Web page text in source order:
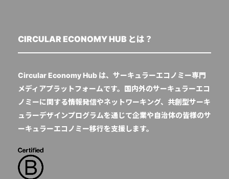
CIRCULAR ECONOMY HUB とは？
Circular Economy Hub は、サーキュラーエコノミー専門
メディアプラットフォームです。国内外のサーキュラーエコ
ノミーに関する情報発信やネットワーキング、共創型サーキ
ュラーデザインプログラムを通じて企業や自治体の皆様のサ
ーキュラーエコノミー移行を支援します。